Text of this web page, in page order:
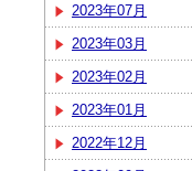
2023年07月
2023年03月
2023年02月
2023年01月
2022年12月